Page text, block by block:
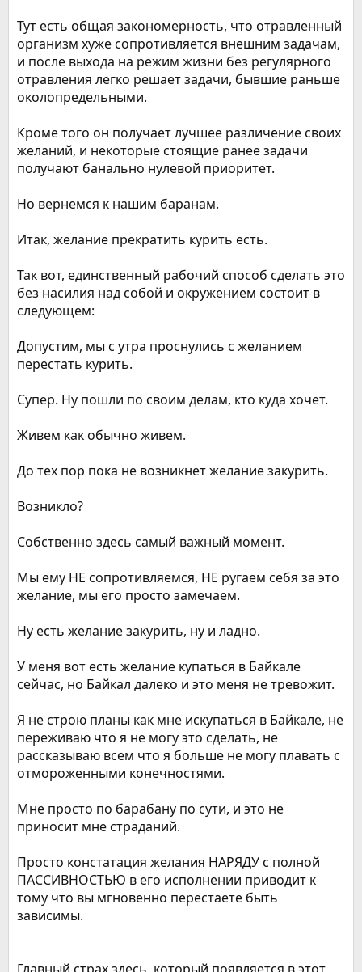
Тут есть общая закономерность, что отравленный
организм хуже сопротивляется внешним задачам,
и после выхода на режим жизни без регулярного
отравления легко решает задачи, бывшие раньше
околопредельными.
Кроме того он получает лучшее различение своих
желаний, и некоторые стоящие ранее задачи
получают банально нулевой приоритет.
Но вернемся к нашим баранам.
Итак, желание прекратить курить есть.
Так вот, единственный рабочий способ сделать это
без насилия над собой и окружением состоит в
следующем:
Допустим, мы с утра проснулись с желанием
перестать курить.
Супер. Ну пошли по своим делам, кто куда хочет.
Живем как обычно живем.
До тех пор пока не возникнет желание закурить.
Возникло?
Собственно здесь самый важный момент.
Мы ему НЕ сопротивляемся, НЕ ругаем себя за это
желание, мы его просто замечаем.
Ну есть желание закурить, ну и ладно.
У меня вот есть желание купаться в Байкале
сейчас, но Байкал далеко и это меня не тревожит.
Я не строю планы как мне искупаться в Байкале, не
переживаю что я не могу это сделать, не
рассказываю всем что я больше не могу плавать с
отмороженными конечностями.
Мне просто по барабану по сути, и это не
приносит мне страданий.
Просто констатация желания НАРЯДУ с полной
ПАССИВНОСТЬЮ в его исполнении приводит к
тому что вы мгновенно перестаете быть
зависимы.